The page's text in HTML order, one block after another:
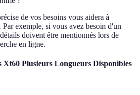
de vos besoins vous aidera à
exemple, si vous avez besoin d'un
doivent être mentionnés lors de
en ligne.
Xt60 Plusieurs Longueurs Disponibles